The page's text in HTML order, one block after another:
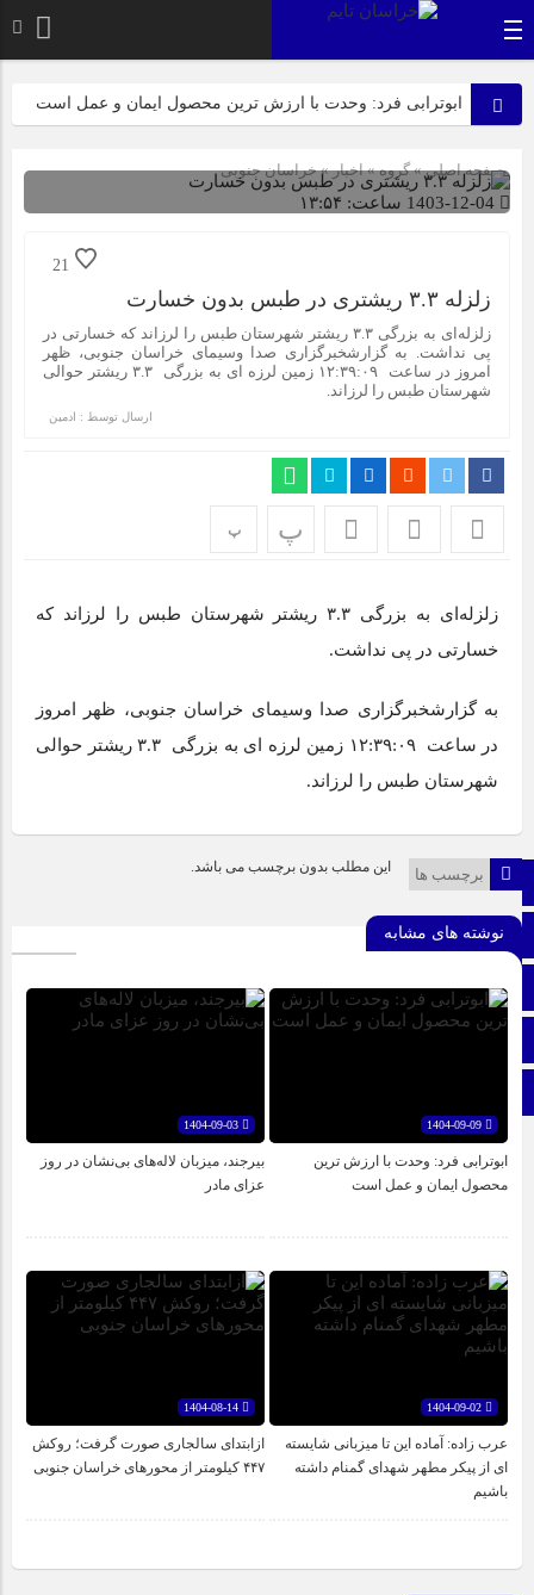
صفحه نخست
اینستاگرام
ابوترابی فرد: وحدت با ارزش ترین محصول ایمان و عمل است
عرب زاده: آماده این تا میزبانی شایسته ای از پیکر مطهر شهدای
گمنام داشته باشیم
ازابتدای سالجاری صورت گرفت؛ روکش ۴۴۷ کیلومتر از
محورهای خراسان جنوبی
راهپیمایی باشکوه ۱۳ آبان در بیرجند؛ «متحد و استوار مقابل
استکبار» + تصاویر
نیازمند رویکردی کارآفرینانه به فعالیت‌های پژوهشی در زمینه
گیاهان دارویی هستیم
اپلیکیشن «جعبه شادی کودکان»، محصول جدید سازمان فضای
ایمن، آموزنده و جذاب برای رده سنی کودک منتشر شد.
شد
صفحه اصلی» گروه »اخبار»خراسان جنوبی
21
زلزله ۳.۳ ریشتری در طبس بدون خسارت
زلزله‌ای به بزرگی ۳.۳ ریشتر شهرستان طبس را لرزاند که خسارتی در
پی نداشت. به گزارشخبرگزاری صدا وسیمای خراسان جنوبی، ظهر
امروز در ساعت ۱۲:۳۹:۰۹ زمین لرزه ای به بزرگی ۳.۳ ریشتر حوالی
شهرستان طبس را لرزاند.
ارسال توسط : ادمین
پ پ
زلزله‌ای به بزرگی ۳.۳ ریشتر شهرستان طبس را لرزاند که
خسارتی در پی نداشت.
به گزارشخبرگزاری صدا وسیمای خراسان جنوبی، ظهر امروز
در ساعت ۱۲:۳۹:۰۹ زمین لرزه ای به بزرگی ۳.۳ ریشتر حوالی
شهرستان طبس را لرزاند.
برچسب ها این مطلب بدون برچسب می باشد.
نوشته های مشابه
1404-09-09
ابوترابی فرد: وحدت با ارزش ترین
محصول ایمان و عمل است
بیرجند، میزبان لاله‌های بی‌نشان در روز
عزای مادر
1404-09-02
عرب زاده: آماده این تا میزبانی شایسته
ای از پیکر مطهر شهدای گمنام داشته
باشیم
ازابتدای سالجاری صورت گرفت؛ روکش
۴۴۷ کیلومتر از محورهای خراسان جنوبی